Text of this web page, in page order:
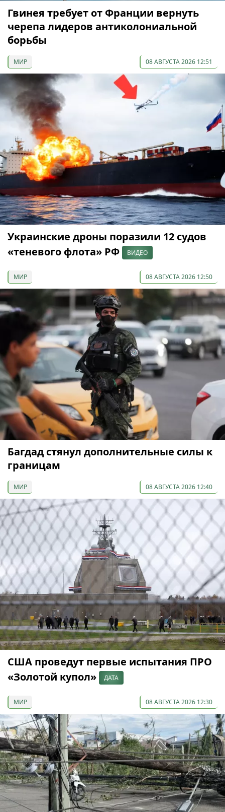
Гвинея требует от Франции вернуть
черепа лидеров антиколониальной
борьбы
МИР 08 АВГУСТА 2026 12:51
Украинские дроны поразили 12 судов
«теневого флота» РФ
ВИДЕО
МИР 08 АВГУСТА 2026 12:50
Багдад стянул дополнительные силы к
границам
МИР 08 АВГУСТА 2026 12:40
США проведут первые испытания ПРО
«Золотой купол»
ДАТА
МИР 08 АВГУСТА 2026 12:30